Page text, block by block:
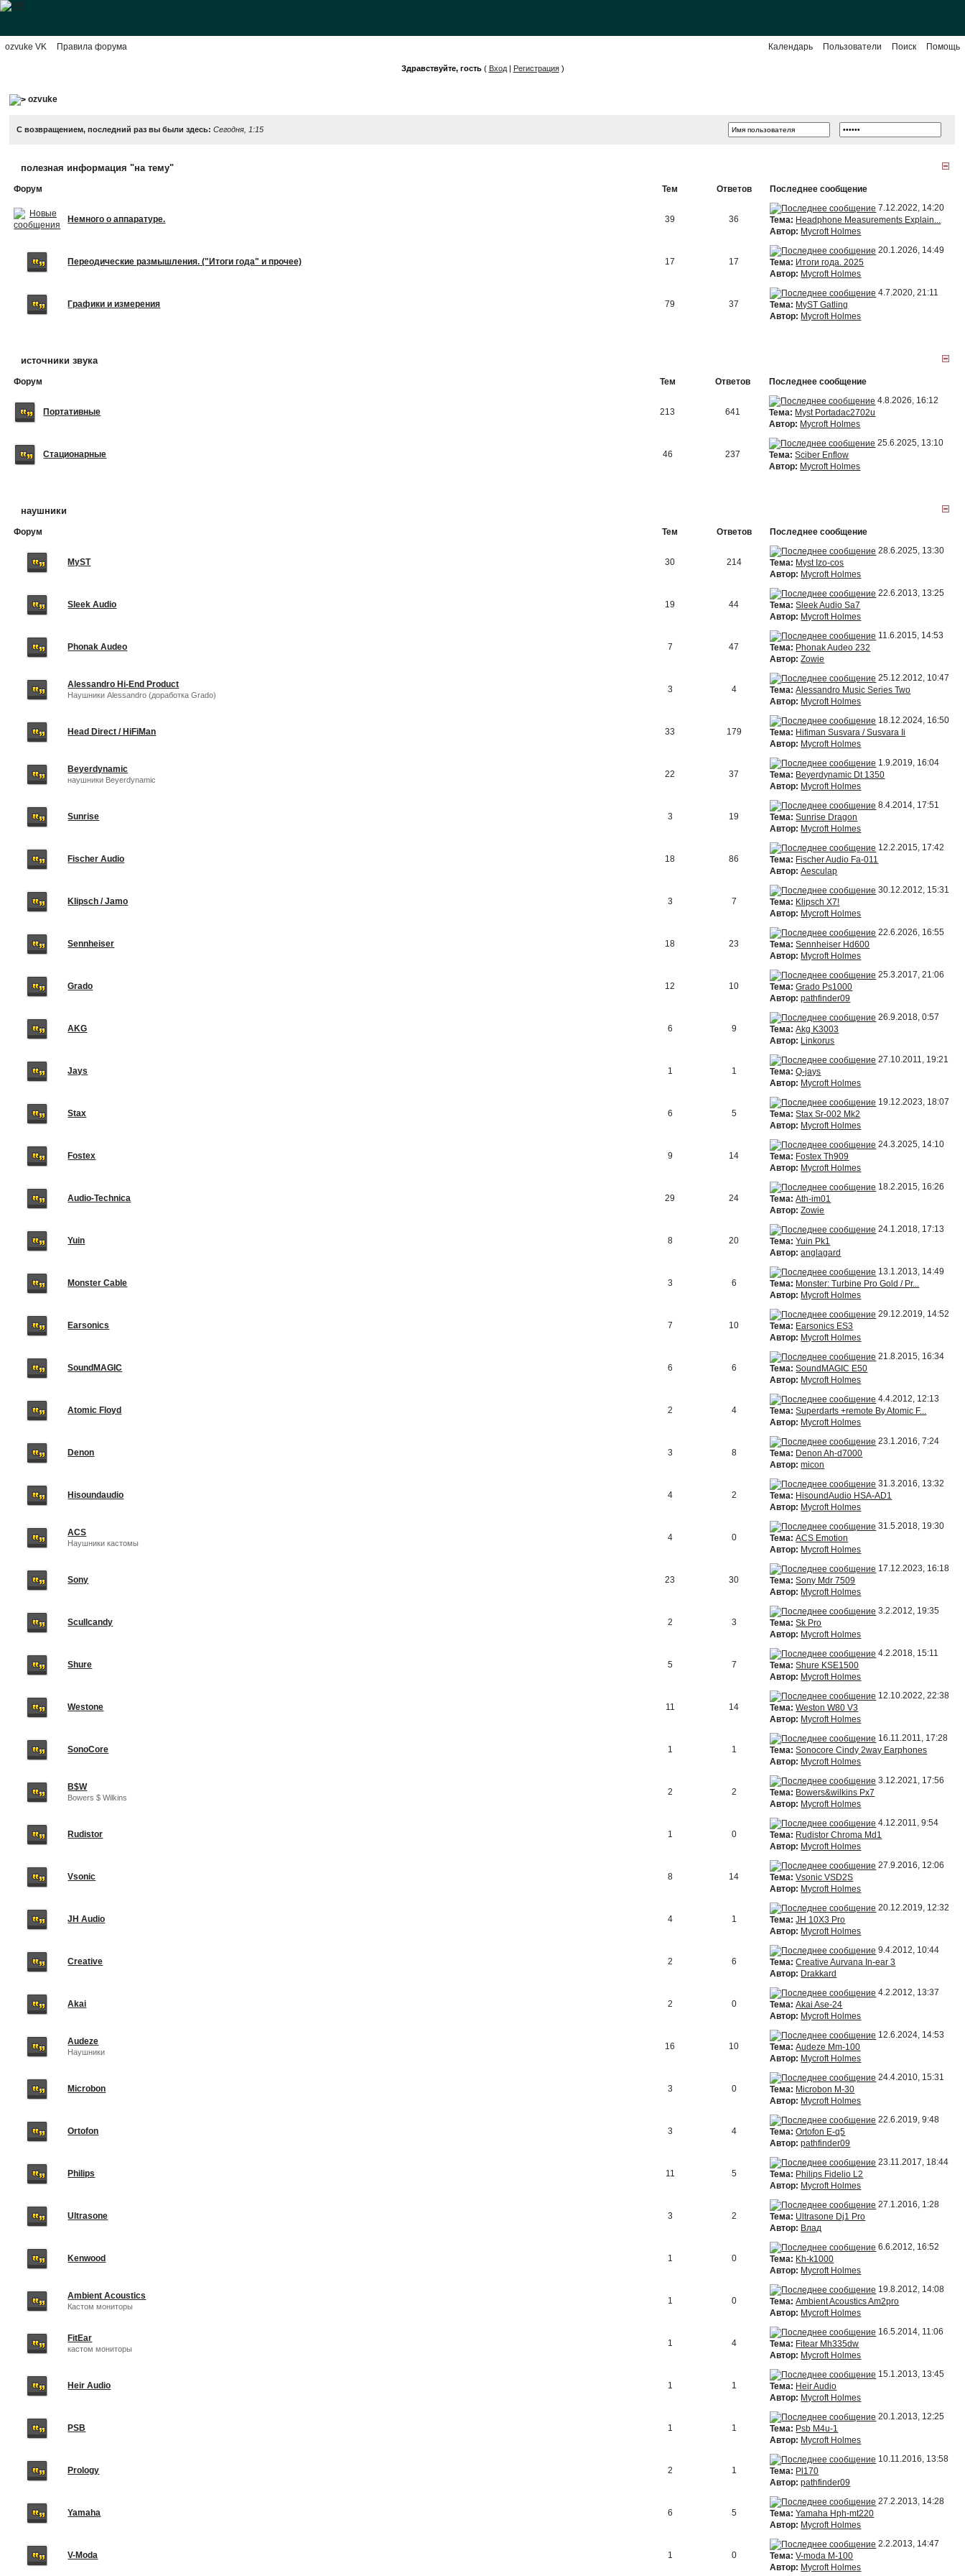
ozvuke VK Правила форума Помощь
Поиск
Пользователи
Календарь
Здравствуйте, гость( Вход| Регистрация)
ozvuke
С возвращением, последний раз вы были здесь:Сегодня, 1:15
полезная информация "на тему"
Форум Тем Ответов Последнее сообщение
Немного о аппаратуре. 39 36
7.12.2022, 14:20
Тема: Headphone Measurements Explain...
Автор: Mycroft Holmes
Переодические размышления. ("Итоги года" и прочее) 17 17
20.1.2026, 14:49
Тема: Итоги года. 2025
Автор: Mycroft Holmes
Графики и измерения 79 37
4.7.2020, 21:11
Тема: MyST Gatling
Автор: Mycroft Holmes
источники звука
Форум Тем Ответов Последнее сообщение
Портативные 213 641
4.8.2026, 16:12
Тема: Myst Portadac2702u
Автор: Mycroft Holmes
Стационарные 46 237
25.6.2025, 13:10
Тема: Sciber Enflow
Автор: Mycroft Holmes
наушники
Форум Тем Ответов Последнее сообщение
MyST 30 214
28.6.2025, 13:30
Тема: Myst Izo-cos
Автор: Mycroft Holmes
Sleek Audio 19 44
22.6.2013, 13:25
Тема: Sleek Audio Sa7
Автор: Mycroft Holmes
Phonak Audeo 7 47
11.6.2015, 14:53
Тема: Phonak Audeo 232
Автор: Zowie
Alessandro Hi-End Product
Наушники Alessandro (доработка Grado)
3 4
25.12.2012, 10:47
Тема: Alessandro Music Series Two
Автор: Mycroft Holmes
Head Direct / HiFiMan 33 179
18.12.2024, 16:50
Тема: Hifiman Susvara / Susvara Ii
Автор: Mycroft Holmes
Beyerdynamic
наушники Beyerdynamic
22 37
1.9.2019, 16:04
Тема: Beyerdynamic Dt 1350
Автор: Mycroft Holmes
Sunrise 3 19
8.4.2014, 17:51
Тема: Sunrise Dragon
Автор: Mycroft Holmes
Fischer Audio 18 86
12.2.2015, 17:42
Тема: Fischer Audio Fa-011
Автор: Aesculap
Klipsch / Jamo 3 7
30.12.2012, 15:31
Тема: Klipsch X7!
Автор: Mycroft Holmes
Sennheiser 18 23
22.6.2026, 16:55
Тема: Sennheiser Hd600
Автор: Mycroft Holmes
Grado 12 10
25.3.2017, 21:06
Тема: Grado Ps1000
Автор: pathfinder09
AKG 6 9
26.9.2018, 0:57
Тема: Akg K3003
Автор: Linkorus
Jays 1 1
27.10.2011, 19:21
Тема: Q-jays
Автор: Mycroft Holmes
Stax 6 5
19.12.2023, 18:07
Тема: Stax Sr-002 Mk2
Автор: Mycroft Holmes
Fostex 9 14
24.3.2025, 14:10
Тема: Fostex Th909
Автор: Mycroft Holmes
Audio-Technica 29 24
18.2.2015, 16:26
Тема: Ath-im01
Автор: Zowie
Yuin 8 20
24.1.2018, 17:13
Тема: Yuin Pk1
Автор: anglagard
Monster Cable 3 6
13.1.2013, 14:49
Тема: Monster: Turbine Pro Gold / Pr...
Автор: Mycroft Holmes
Earsonics 7 10
29.12.2019, 14:52
Тема: Earsonics ES3
Автор: Mycroft Holmes
SoundMAGIC 6 6
21.8.2015, 16:34
Тема: SoundMAGIC E50
Автор: Mycroft Holmes
Atomic Floyd 2 4
4.4.2012, 12:13
Тема: Superdarts +remote By Atomic F...
Автор: Mycroft Holmes
Denon 3 8
23.1.2016, 7:24
Тема: Denon Ah-d7000
Автор: micon
Hisoundaudio 4 2
31.3.2016, 13:32
Тема: HisoundAudio HSA-AD1
Автор: Mycroft Holmes
ACS
Наушники кастомы
4 0
31.5.2018, 19:30
Тема: ACS Emotion
Автор: Mycroft Holmes
Sony 23 30
17.12.2023, 16:18
Тема: Sony Mdr 7509
Автор: Mycroft Holmes
Scullcandy 2 3
3.2.2012, 19:35
Тема: Sk Pro
Автор: Mycroft Holmes
Shure 5 7
4.2.2018, 15:11
Тема: Shure KSE1500
Автор: Mycroft Holmes
Westone 11 14
12.10.2022, 22:38
Тема: Weston W80 V3
Автор: Mycroft Holmes
SonoCore 1 1
16.11.2011, 17:28
Тема: Sonocore Cindy 2way Earphones
Автор: Mycroft Holmes
B$W
Bowers $ Wilkins
2 2
3.12.2021, 17:56
Тема: Bowers&wilkins Px7
Автор: Mycroft Holmes
Rudistor 1 0
4.12.2011, 9:54
Тема: Rudistor Chroma Md1
Автор: Mycroft Holmes
Vsonic 8 14
27.9.2016, 12:06
Тема: Vsonic VSD2S
Автор: Mycroft Holmes
JH Audio 4 1
20.12.2019, 12:32
Тема: JH 10X3 Pro
Автор: Mycroft Holmes
Creative 2 6
9.4.2012, 10:44
Тема: Creative Aurvana In-ear 3
Автор: Drakkard
Akai 2 0
4.2.2012, 13:37
Тема: Akai Ase-24
Автор: Mycroft Holmes
Audeze
Наушники
16 10
12.6.2024, 14:53
Тема: Audeze Mm-100
Автор: Mycroft Holmes
Microbon 3 0
24.4.2010, 15:31
Тема: Microbon M-30
Автор: Mycroft Holmes
Ortofon 3 4
22.6.2019, 9:48
Тема: Ortofon E-q5
Автор: pathfinder09
Philips 11 5
23.11.2017, 18:44
Тема: Philips Fidelio L2
Автор: Mycroft Holmes
Ultrasone 3 2
27.1.2016, 1:28
Тема: Ultrasone Dj1 Pro
Автор: Влад
Kenwood 1 0
6.6.2012, 16:52
Тема: Kh-k1000
Автор: Mycroft Holmes
Ambient Acoustics
Кастом мониторы
1 0
19.8.2012, 14:08
Тема: Ambient Acoustics Am2pro
Автор: Mycroft Holmes
FitEar
кастом мониторы
1 4
16.5.2014, 11:06
Тема: Fitear Mh335dw
Автор: Mycroft Holmes
Heir Audio 1 1
15.1.2013, 13:45
Тема: Heir Audio
Автор: Mycroft Holmes
PSB 1 1
20.1.2013, 12:25
Тема: Psb M4u-1
Автор: Mycroft Holmes
Prology 2 1
10.11.2016, 13:58
Тема: Pl170
Автор: pathfinder09
Yamaha 6 5
27.2.2013, 14:28
Тема: Yamaha Hph-mt220
Автор: Mycroft Holmes
V-Moda 1 0
2.2.2013, 14:47
Тема: V-moda M-100
Автор: Mycroft Holmes